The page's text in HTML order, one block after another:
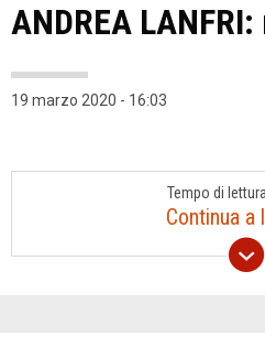
ANDREA
19 marzo 2020 - 16:03
Tempo di
Continua a